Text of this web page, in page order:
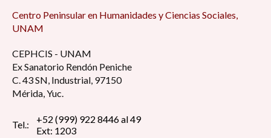
Centro Peninsular en Humanidades y Ciencias Sociales,
UNAM
CEPHCIS - UNAM
Ex Sanatorio Rendón Peniche
C. 43 SN, Industrial, 97150
Mérida, Yuc.
Tel.:
+52 (999) 922 8446 al 49
Ext: 1203